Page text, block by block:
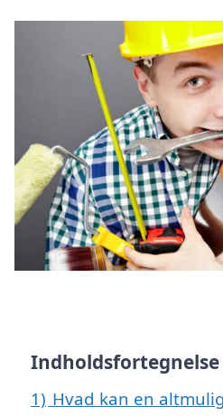
Indholdsfortegnelse
1) Hvad kan en